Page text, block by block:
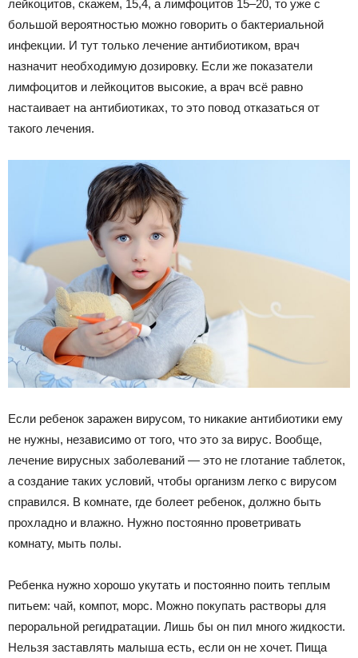
лейкоцитов, скажем, 15,4, а лимфоцитов 15–20, то уже с
большой вероятностью можно говорить о бактериальной
инфекции. И тут только лечение антибиотиком, врач
назначит необходимую дозировку. Если же показатели
лимфоцитов и лейкоцитов высокие, а врач всё равно
настаивает на антибиотиках, то это повод отказаться от
такого лечения.
Если ребенок заражен вирусом, то никакие антибиотики ему
не нужны, независимо от того, что это за вирус. Вообще,
лечение вирусных заболеваний — это не глотание таблеток,
а создание таких условий, чтобы организм легко с вирусом
справился. В комнате, где болеет ребенок, должно быть
прохладно и влажно. Нужно постоянно проветривать
комнату, мыть полы.
Ребенка нужно хорошо укутать и постоянно поить теплым
питьем: чай, компот, морс. Можно покупать растворы для
пероральной регидратации. Лишь бы он пил много жидкости.
Нельзя заставлять малыша есть, если он не хочет. Пища